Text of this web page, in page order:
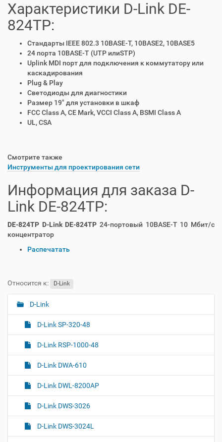
Характеристики D-Link DE-
824TP:
Стандарты IEEE 802.3 10BASE-T, 10BASE2, 10BASE5
24 порта 10BASE-T (UTP илиSTP)
Uplink MDI порт для подключения к коммутатору или
каскадирования
Plug & Play
Светодиоды для диагностики
Размер 19" для установки в шкаф
FCC Class A, CE Mark, VCCI Class A, BSMI Class A
UL, CSA
Смотрите также
Инструменты для проектирования сети
Информация для заказа D-
Link DE-824TP:
DE-824TP D-Link DE-824TP 24-портовый 10BASE-T 10 Мбит/с
концентратор
к
м
н
о
Распечатать
Относится к: D-Link
Н
г
и
D-Link
D-Link SP-320-48
D-Link RSP-1000-48
D-Link DWA-610
D-Link DWL-8200AP
D-Link DWS-3026
D-Link DWS-3024L